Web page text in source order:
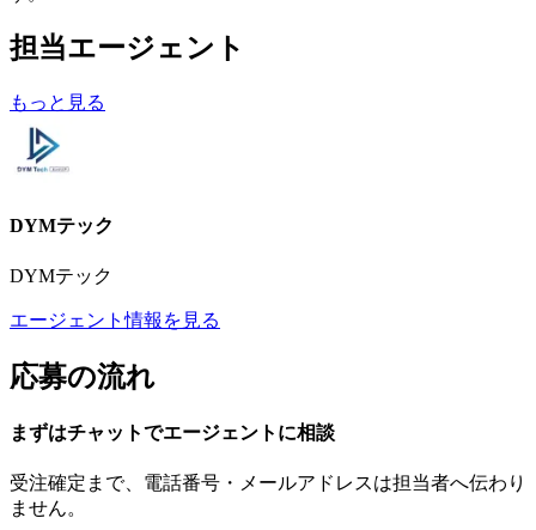
担当エージェント
もっと見る
DYMテック
DYMテック
エージェント情報を見る
応募の流れ
まずはチャットでエージェント に相談
受注確定まで、 電話番号・メールアドレスは担当者へ伝わり
ません。